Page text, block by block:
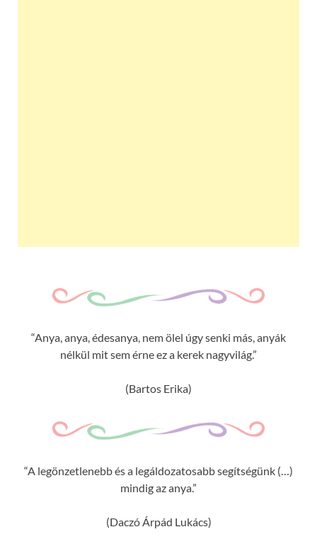
“Anya, anya, édesanya, nem ölel úgy senki más, anyák
nélkül mit sem érne ez a kerek nagyvilág.”
(Bartos Erika)
“A legönzetlenebb és a legáldozatosabb segítségünk (…)
mindig az anya.”
(Daczó Árpád Lukács)